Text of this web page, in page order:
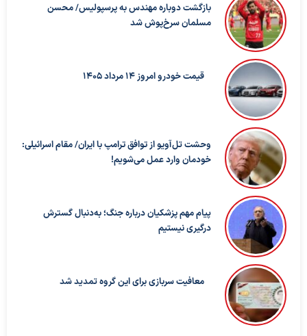
بازگشت دوباره مهندس به پرسپولیس/ محسن
مسلمان سرخ‌پوش شد
قیمت خودرو امروز 14 مرداد 1405
وحشت تل‌آویو از توافق ترامپ با ایران/ مقام اسرائیلی:
خودمان وارد عمل می‌شویم!
پیام مهم پزشکیان درباره جنگ؛ به‌دنبال گسترش
درگیری نیستیم
معافیت سربازی برای این گروه تمدید شد